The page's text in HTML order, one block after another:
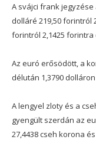
A svájci frank jegyzése
dolláré 219,50 forintról
forintról 2,1425
Az euró erősödött, a
délután 1,3790
A lengyel zloty és a
gyengült szerdán az
27,4438 cseh korona